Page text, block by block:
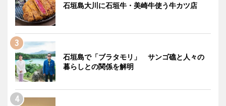
石垣島大川に石垣牛・美崎牛使う牛カツ店
石垣島で「ブラタモリ」 サンゴ礁と人々の
暮らしとの関係を解明